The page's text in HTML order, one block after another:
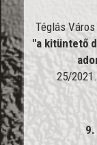
Téglás
"a kitüntető
25/